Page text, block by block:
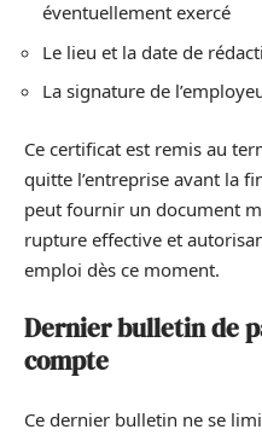
éventuellement exercé
Le lieu et la date de
La signature de
Ce certificat est remis au
quitte l’entreprise avant la
peut fournir un document
rupture effective et
emploi dès ce moment.
Dernier bulletin de
compte
Ce dernier bulletin ne se